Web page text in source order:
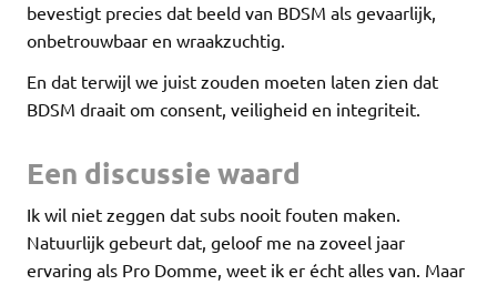
bevestigt precies dat beeld van BDSM als gevaarlijk,
onbetrouwbaar en wraakzuchtig.
En dat terwijl we juist zouden moeten laten zien dat
BDSM draait om consent, veiligheid en integriteit.
Een discussie waard
Ik wil niet zeggen dat subs nooit fouten maken.
Natuurlijk gebeurt dat, geloof me na zoveel jaar
ervaring als Pro Domme, weet ik er écht alles van. Maar